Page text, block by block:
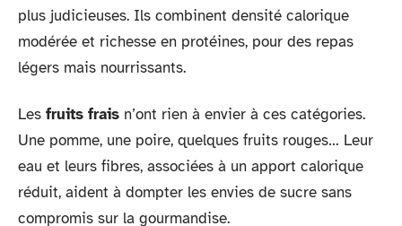
plus judicieuses. Ils combinent densité calorique
modérée et richesse en protéines, pour des repas
légers mais nourrissants.
Les fruits frais n’ont rien à envier à ces catégories.
Une pomme, une poire, quelques fruits rouges… Leur
eau et leurs fibres, associées à un apport calorique
réduit, aident à dompter les envies de sucre sans
compromis sur la gourmandise.